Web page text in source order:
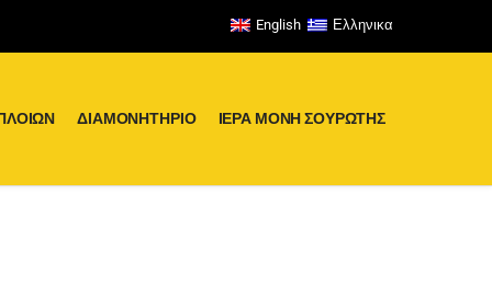
English Ελληνικα
ΔΙΑΜΟΝΗΤΉΡΙΟ ΙΕΡΑ ΜΟΝΗ ΣΟΥΡΩΤΗΣ